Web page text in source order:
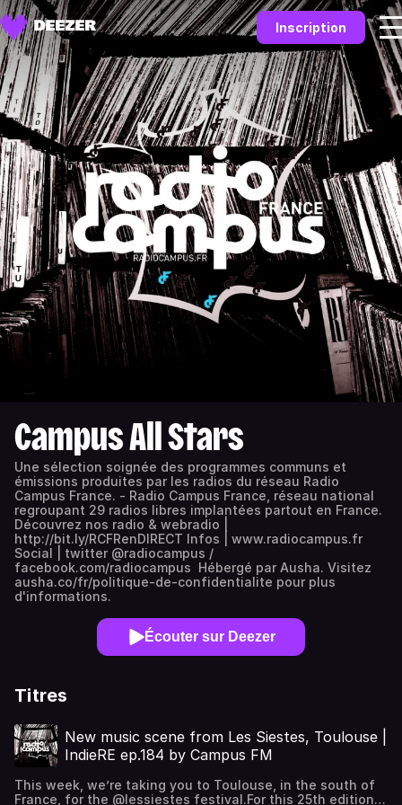
Inscription
Campus All Stars
Une sélection soignée des programmes communs et
émissions produites par les radios du réseau Radio
Campus France. - Radio Campus France, réseau national
regroupant 29 radios libres implantées partout en France.
Découvrez nos radio & webradio |
http://bit.ly/RCFRenDIRECT Infos | www.radiocampus.fr
Social | twitter @radiocampus /
facebook.com/radiocampus Hébergé par Ausha. Visitez
ausha.co/fr/politique-de-confidentialite pour plus
d'informations.
Écouter sur Deezer
Titres
New music scene from Les Siestes, Toulouse |
IndieRE ep.184 by Campus FM
This week, we’re taking you to Toulouse, in the south of
France, for the @lessiestes festival.For this 25th edition,